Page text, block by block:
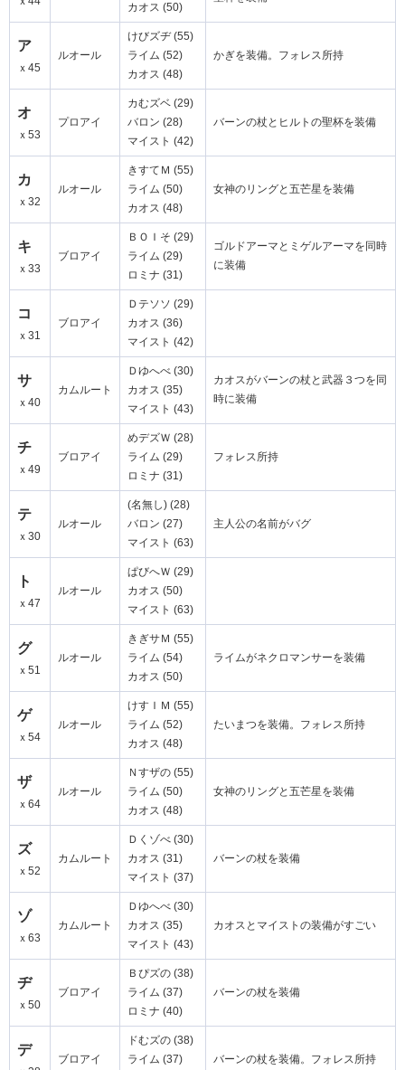
カオス (50)
ア
ｘ45
ルオール
けびズヂ (55)
ライム (52)
カオス (48)
かぎを装備。フォレス所持
オ
ｘ53
プロアイ
カむズベ (29)
バロン (28)
マイスト (42)
バーンの杖とヒルトの聖杯を装備
カ
ｘ32
ルオール
きすてＭ (55)
ライム (50)
カオス (48)
女神のリングと五芒星を装備
キ
ｘ33
ブロアイ
ＢＯＩそ (29)
ライム (29)
ロミナ (31)
ゴルドアーマとミゲルアーマを同時
に装備
コ
ｘ31
ブロアイ
Ｄテソソ (29)
カオス (36)
マイスト (42)
サ
ｘ40
カムルート
Ｄゆへべ (30)
カオス (35)
マイスト (43)
カオスがバーンの杖と武器３つを同
時に装備
チ
ｘ49
ブロアイ
めデズＷ (28)
ライム (29)
ロミナ (31)
フォレス所持
テ
ｘ30
ルオール
(名無し) (28)
バロン (27)
マイスト (63)
主人公の名前がバグ
ト
ｘ47
ルオール
ぱびへＷ (29)
カオス (50)
マイスト (63)
グ
ｘ51
ルオール
きぎサＭ (55)
ライム (54)
カオス (50)
ライムがネクロマンサーを装備
ゲ
ｘ54
ルオール
けすＩＭ (55)
ライム (52)
カオス (48)
たいまつを装備。フォレス所持
ザ
ｘ64
ルオール
Ｎすザの (55)
ライム (50)
カオス (48)
女神のリングと五芒星を装備
ズ
ｘ52
カムルート
Ｄくゾべ (30)
カオス (31)
マイスト (37)
バーンの杖を装備
ゾ
ｘ63
カムルート
Ｄゆへべ (30)
カオス (35)
マイスト (43)
カオスとマイストの装備がすごい
ヂ
ｘ50
ブロアイ
Ｂぴズの (38)
ライム (37)
ロミナ (40)
バーンの杖を装備
デ
ブロアイ
ドむズの (38)
ライム (37)
バーンの杖を装備。フォレス所持